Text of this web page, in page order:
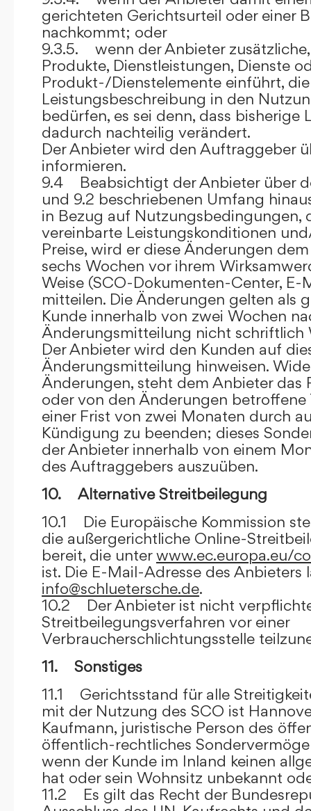
gerichteten Gerichtsurteil oder einer
nachkommt; oder
9.3.5. wenn der Anbieter
Produkte, Dienstleistungen, Dienste
Produkt-/Dienstelemente einführt,
Leistungsbeschreibung in den
bedürfen, es sei denn, dass bisherige
dadurch nachteilig verändert.
Der Anbieter wird den Auftraggeber
informieren.
9.4 Beabsichtigt der Anbieter über
und 9.2 beschriebenen Umfang
in Bezug auf Nutzungsbedingungen,
vereinbarte Leistungskonditionen
Preise, wird er diese Änderungen
sechs Wochen vor ihrem
Weise (SCO-Dokumenten-Center, E-
mitteilen. Die Änderungen gelten als
Kunde innerhalb von zwei Wochen
Änderungsmitteilung nicht schriftlich
Der Anbieter wird den Kunden auf
Änderungsmitteilung hinweisen.
Änderungen, steht dem Anbieter das
oder von den Änderungen betroffene
einer Frist von zwei Monaten durch
Kündigung zu beenden; dieses
der Anbieter innerhalb von einem
des Auftraggebers auszuüben.
10. Alternative Streitbeilegung
10.1 Die Europäische Kommission
die außergerichtliche Online-
bereit, die unterwww.ec.europa.eu/
ist. Die E-Mail-Adresse des Anbieters
info@schluetersche.de.
10.2 Der Anbieter ist nicht
Streitbeilegungsverfahren vor einer
Verbraucherschlichtungsstelle
11. Sonstiges
11.1 Gerichtsstand für alle
mit der Nutzung des SCO ist
Kaufmann, juristische Person des
öffentlich-rechtliches
wenn der Kunde im Inland keinen
hat oder sein Wohnsitz unbekannt
11.2 Es gilt das Recht der